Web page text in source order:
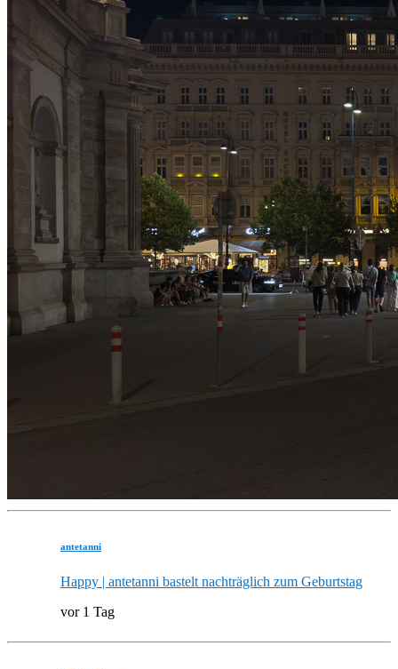
antetanni
Happy | antetanni bastelt nachträglich zum Geburtstag
vor 1 Tag